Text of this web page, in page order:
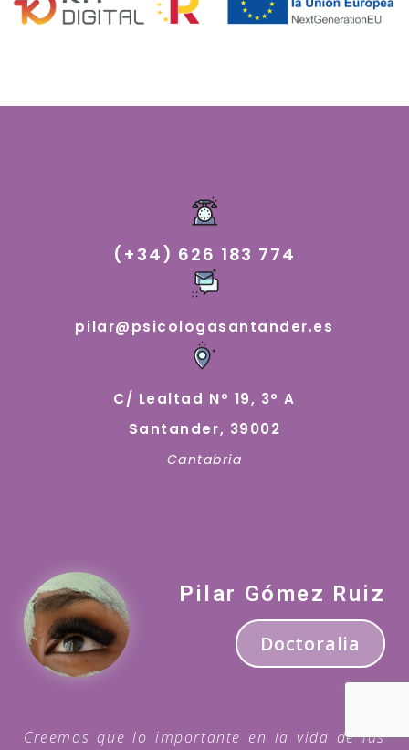
(+34) 626 183 774
pilar@psicologasantander.es
C/ Lealtad Nº 19, 3º A
Santander, 39002
Cantabria
Pilar Gómez Ruiz
Doctoralia
Creemos que lo importante en la vida de las